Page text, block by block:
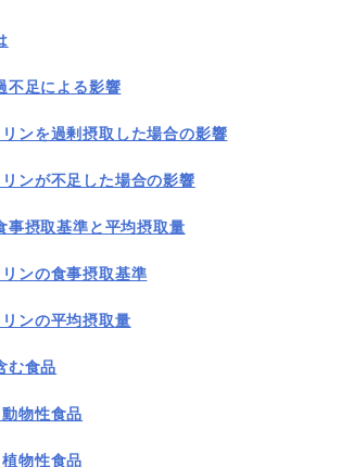
不足による影響
ンを過剰摂取した場合の影響
ンが不足した場合の影響
事摂取基準と平均摂取量
ンの食事摂取基準
ンの平均摂取量
む食品
物性食品
物性食品